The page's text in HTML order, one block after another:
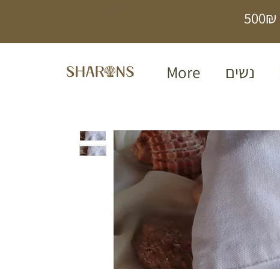
נשים More